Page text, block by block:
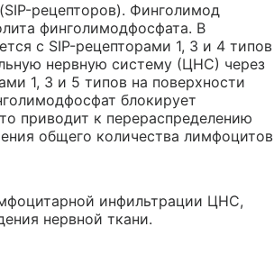
рецепторов). Финголимод
финголимодфосфата. В
с SIP-рецепторами 1, 3 и 4 типов
нервную систему (ЦНС) через
1, 3 и 5 типов на поверхности
блокирует
приводит к перераспределению
общего количества лимфоцитов
инфильтрации ЦНС,
нервной ткани.